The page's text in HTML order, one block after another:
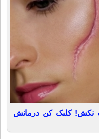
نکش! کلیک کن درمانش